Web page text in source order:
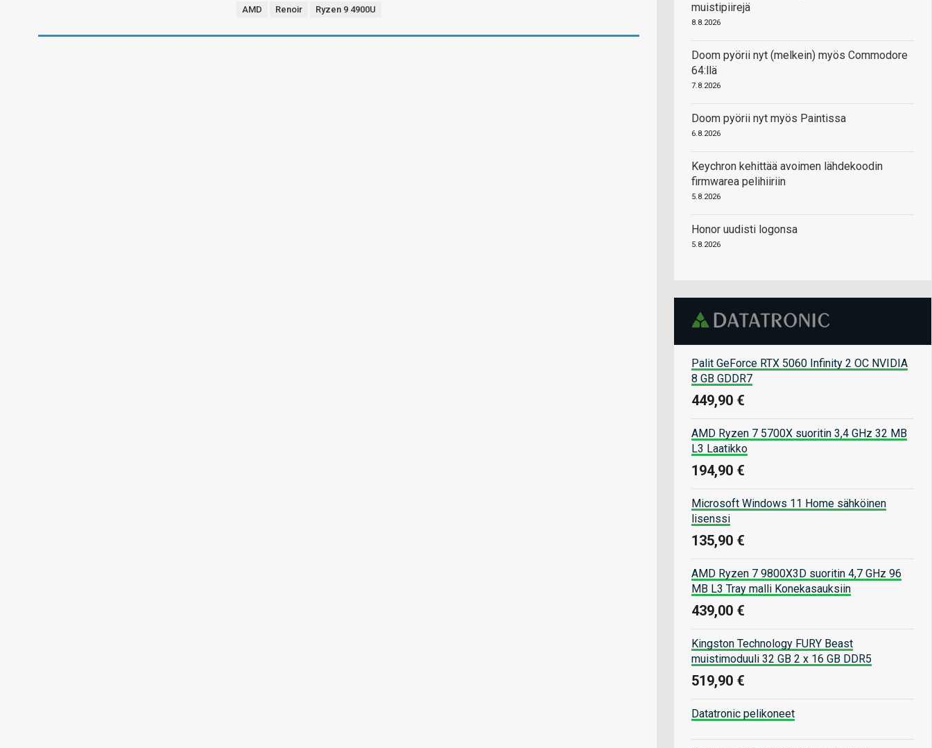
AMD Renoir Ryzen 9 4900U
muistipiirejä
8.8.2026
Doom pyörii nyt (melkein) myös Commodore
64:llä
7.8.2026
Doom pyörii nyt myös Paintissa
6.8.2026
Keychron kehittää avoimen lähdekoodin
firmwarea pelihiiriin
5.8.2026
Honor uudisti logonsa
5.8.2026
Palit GeForce RTX 5060 Infinity 2 OC NVIDIA
8 GB GDDR7
449,90 €
AMD Ryzen 7 5700X suoritin 3,4 GHz 32 MB
L3 Laatikko
194,90 €
Microsoft Windows 11 Home sähköinen
lisenssi
135,90 €
AMD Ryzen 7 9800X3D suoritin 4,7 GHz 96
MB L3 Tray malli Konekasauksiin
439,00 €
Kingston Technology FURY Beast
muistimoduuli 32 GB 2 x 16 GB DDR5
519,90 €
Datatronic pelikoneet